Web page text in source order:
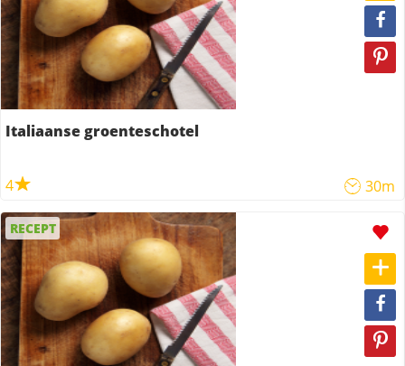
Italiaanse groenteschotel
4 30m
RECEPT